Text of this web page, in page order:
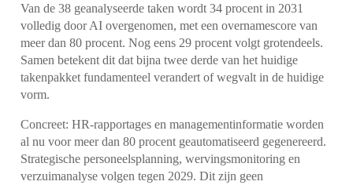
Van de 38 geanalyseerde taken wordt 34 procent in 2031
volledig door AI overgenomen, met een overnamescore van
meer dan 80 procent. Nog eens 29 procent volgt grotendeels.
Samen betekent dit dat bijna twee derde van het huidige
takenpakket fundamenteel verandert of wegvalt in de huidige
vorm.
Concreet: HR-rapportages en managementinformatie worden
al nu voor meer dan 80 procent geautomatiseerd gegenereerd.
Strategische personeelsplanning, wervingsmonitoring en
verzuimanalyse volgen tegen 2029. Dit zijn geen